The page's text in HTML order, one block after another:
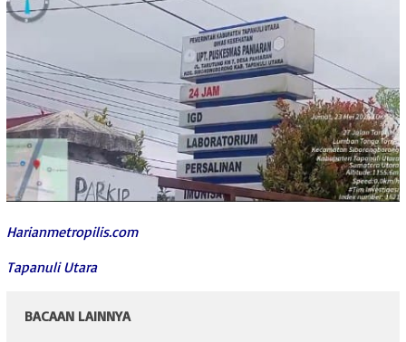
Harianmetropilis.com
Tapanuli Utara
BACAAN LAINNYA